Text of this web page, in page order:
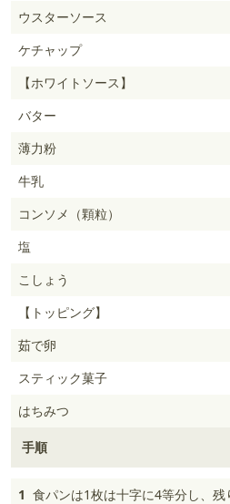
ウスターソース
ケチャップ
【ホワイトソース】
バター
薄力粉
牛乳
コンソメ（顆粒）
塩
こしょう
【トッピング】
茹で卵
スティック菓子
はちみつ
手順
1 食パンは1枚は十字に4等分し、残